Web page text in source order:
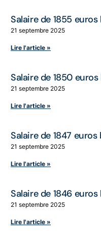
Salaire de 1855
21 septembre 2025
Lire l'article »
Salaire de 1850
21 septembre 2025
Lire l'article »
Salaire de 1847
21 septembre 2025
Lire l'article »
Salaire de 1846
21 septembre 2025
Lire l'article »